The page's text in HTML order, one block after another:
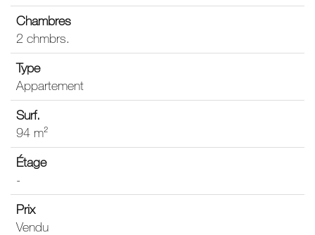
2 chmbrs.
Appartement
94 m²
-
Vendu